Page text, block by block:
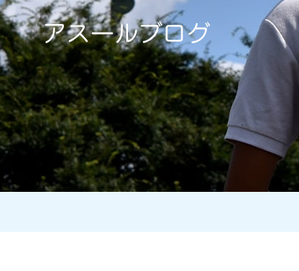
アスールブログ